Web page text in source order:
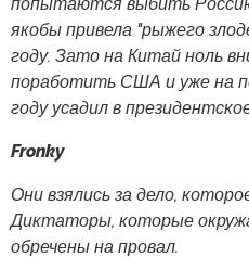
якобы привела "рыжего
году. Зато на Китай ноль
поработить США и уже на
году усадил в
Fronky
Они взялись за дело,
Диктаторы, которые
обречены на провал.